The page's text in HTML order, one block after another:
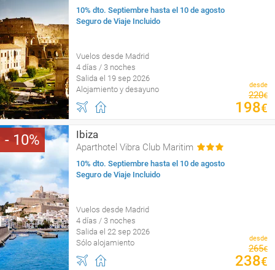
10% dto. Septiembre hasta el 10 de agosto
Seguro de Viaje Incluido
Vuelos desde Madrid
4 días / 3 noches
Salida el 19 sep 2026
Alojamiento y desayuno
desde
220€
198€
10 Ibiza
Aparthotel Vibra Club Maritim
10% dto. Septiembre hasta el 10 de agosto
Seguro de Viaje Incluido
Vuelos desde Madrid
4 días / 3 noches
Salida el 22 sep 2026
Sólo alojamiento
desde
265€
238€